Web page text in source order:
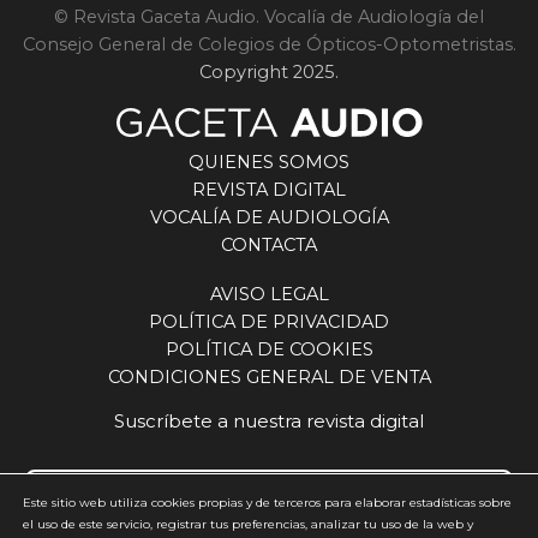
© Revista Gaceta Audio. Vocalía de Audiología del
Consejo General de Colegios de Ópticos-Optometristas.
Copyright 2025.
QUIENES SOMOS
REVISTA DIGITAL
VOCALÍA DE AUDIOLOGÍA
CONTACTA
AVISO LEGAL
POLÍTICA DE PRIVACIDAD
POLÍTICA DE COOKIES
CONDICIONES GENERAL DE VENTA
Suscríbete a nuestra revista digital
Este sitio web utiliza cookies propias y de terceros para elaborar estadísticas sobre
el uso de este servicio, registrar tus preferencias, analizar tu uso de la web y